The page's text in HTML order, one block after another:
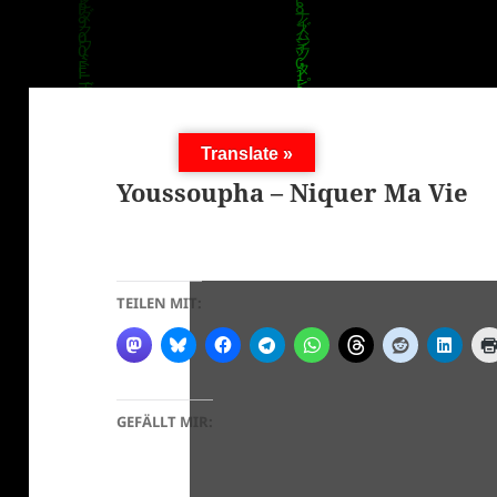
Youssoupha – Niquer Ma Vie
TEILEN MIT:
GEFÄLLT MIR:
Translate »